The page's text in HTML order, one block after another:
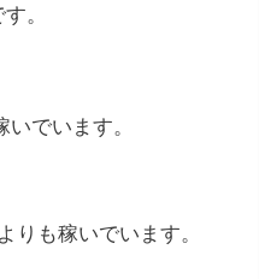
。
いでいます。
りも稼いでいます。